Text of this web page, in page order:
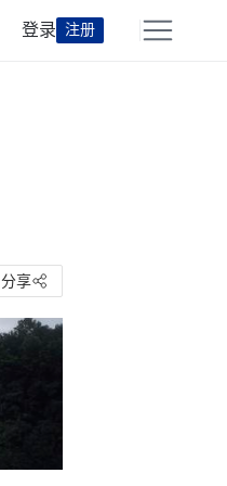
登录 注册
分享